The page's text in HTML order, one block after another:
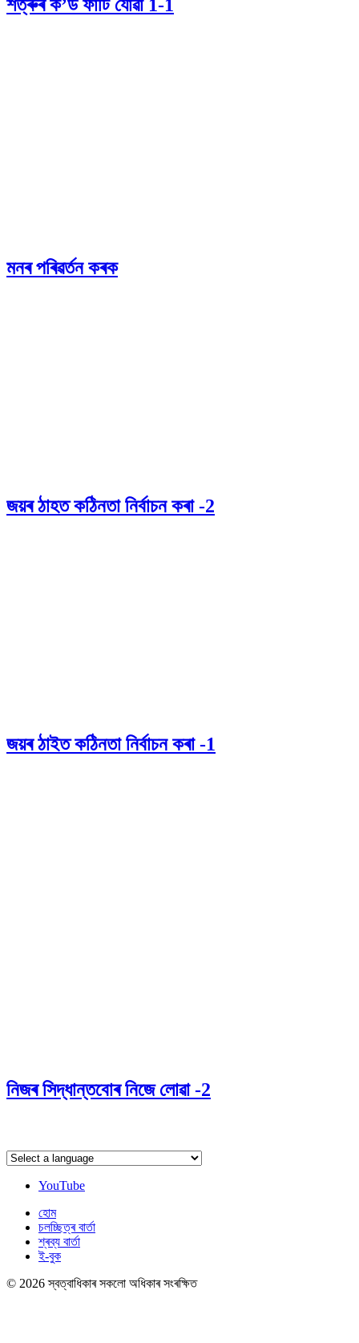
শত্ৰুৰ ক’ড ফাটি যোৱা 1-1
মনৰ পৰিৱৰ্তন কৰক
জয়ৰ ঠাহত কঠিনতা নিৰ্বাচন কৰা -2
জয়ৰ ঠাইত কঠিনতা নিৰ্বাচন কৰা -1
নিজৰ সিদ্ধান্তবোৰ নিজে লোৱা -2
YouTube
হোম
চলচ্ছিত্ৰ বাৰ্তা
শ্ৰব্য বাৰ্তা
ই-বুক
© 2026 স্বত্বাধিকাৰ সকলো অধিকাৰ সংৰক্ষিত